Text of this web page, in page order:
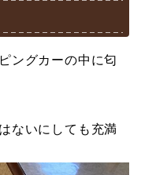
ングカーの中に匂
ないにしても充満